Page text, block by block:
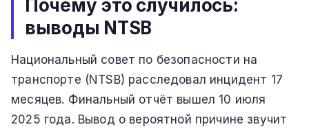
Почему это случилось:
выводы NTSB
Национальный совет по безопасности на
транспорте (NTSB) расследовал инцидент 17
месяцев. Финальный отчёт вышел 10 июля
2025 года. Вывод о вероятной причине звучит